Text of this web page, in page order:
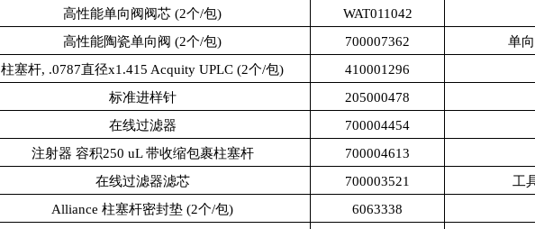
高性能单向阀阀芯 (2个/包)
WAT011042
高性能陶瓷单向阀 (2个/包) 700007362
单
柱塞杆, .0787直径x1.415 Acquity UPLC (2个/包)
410001296
标准进样针
205000478
在线过滤器
700004454
注射器 容积250 uL 带收缩包裹柱塞杆
700004613
在线过滤器滤芯 700003521
工
Alliance 柱塞杆密封垫 (2个/包)
6063338